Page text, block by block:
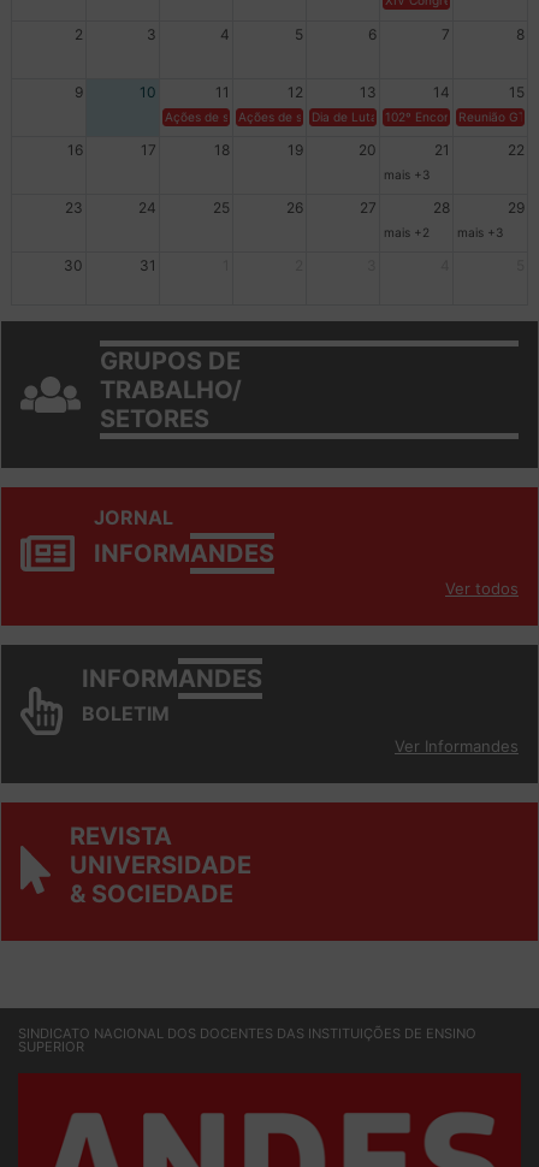
2 3 4 5 6 7 8
9 10 11 12 13 14 15
Ações de solidariedade a Cuba no Rio Grande do Sul - 100
Ações de solidariedade a Cuba no Rio Grande do
Dia de Luta em Defesa de Cuba e da
102º Encontro da
Reunião
16 17 18 19 20 21 22
mais +3
23 24 25 26 27 28 29
mais +2 mais +3
30 31
GRUPOS DE
TRABALHO/
SETORES
JORNAL
INFORMANDES
Ver todos
INFORMANDES
BOLETIM
Ver Informandes
REVISTA
UNIVERSIDADE
& SOCIEDADE
SINDICATO NACIONAL DOS DOCENTES DAS INSTITUIÇÕES DE ENSINO
SUPERIOR